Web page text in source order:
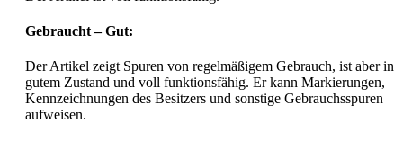
Gebraucht – Gut:
Der Artikel zeigt Spuren von regelmäßigem Gebrauch, ist aber in
gutem Zustand und voll funktionsfähig. Er kann Markierungen,
Kennzeichnungen des Besitzers und sonstige Gebrauchsspuren
aufweisen.